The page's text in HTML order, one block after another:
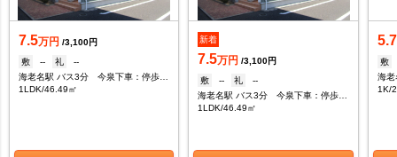
7.5万円 /3,100円
敷
-- 礼
--
海老名駅 バス3分 今泉下車：停歩7分
1LDK/46.49㎡
新着
7.5万円 /3,100円
敷
-- 礼
--
1LDK/46.49㎡
5.7
敷
海
1K/